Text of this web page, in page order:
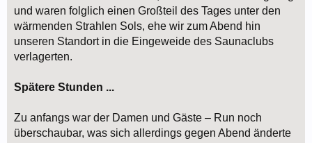
und waren folglich einen Großteil des Tages unter den
wärmenden Strahlen Sols, ehe wir zum Abend hin
unseren Standort in die Eingeweide des Saunaclubs
verlagerten.
Spätere Stunden ...
Zu anfangs war der Damen und Gäste – Run noch
überschaubar, was sich allerdings gegen Abend änderte